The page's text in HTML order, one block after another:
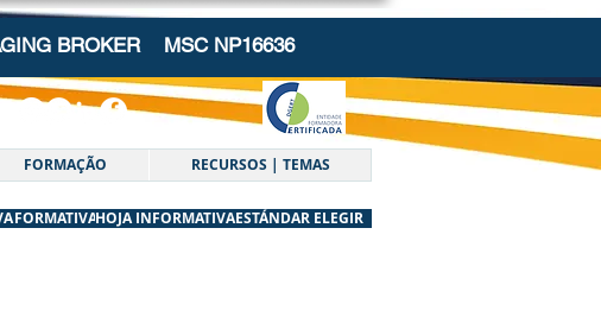
FORMAÇÃO RECURSOS | TEMAS
BROKER MSC NP16636
QUÉ ESTÁNDAR ELEGIR
HOJA INFORMATIVA